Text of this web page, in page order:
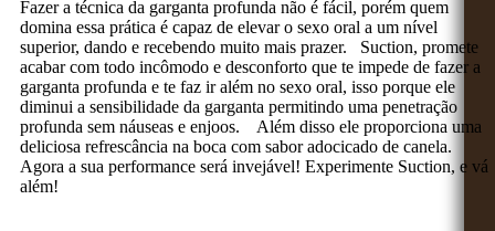
Fazer a técnica da garganta profunda não é fácil, porém quem
domina essa prática é capaz de elevar o sexo oral a um nível
superior, dando e recebendo muito mais prazer. Suction, promete
acabar com todo incômodo e desconforto que te impede de fazer a
garganta profunda e te faz ir além no sexo oral, isso porque ele
diminui a sensibilidade da garganta permitindo uma penetração
profunda sem náuseas e enjoos. Além disso ele proporciona uma
deliciosa refrescância na boca com sabor adocicado de canela.
Agora a sua performance será invejável! Experimente Suction, e vá
além!